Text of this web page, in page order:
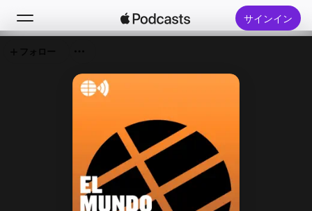
サインイン
トップランキング